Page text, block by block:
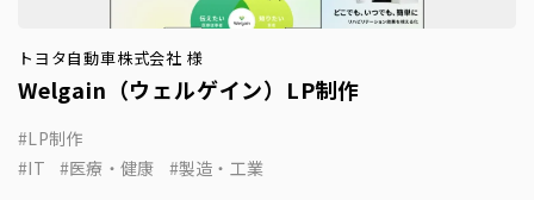
トヨタ自動車株式会社 様
Welgain（ウェルゲイン）LP制作
LP制作
IT
医療・健康 製造・工業